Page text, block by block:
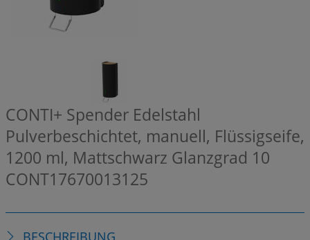
CONTI+ Spender Edelstahl
Pulverbeschichtet, manuell, Flüssigseife,
1200 ml, Mattschwarz Glanzgrad 10
CONT17670013125
BESCHREIBUNG